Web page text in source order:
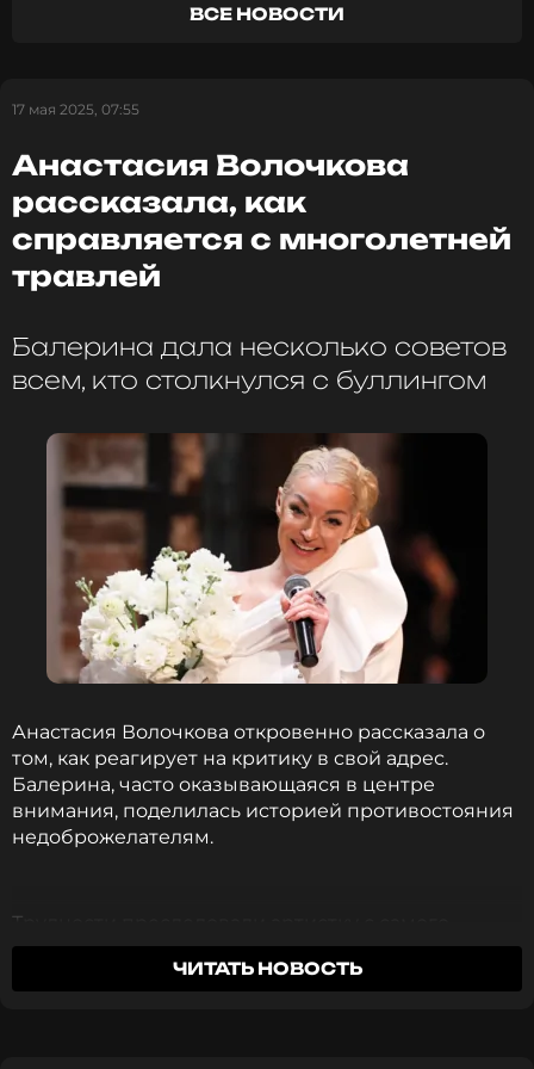
оставаться в курсе событий
ПОДПИСАТЬСЯ
ССЫЛКА
ВСЕ НОВОСТИ
17 мая 2025, 07:55
Анастасия Волочкова
рассказала, как
справляется с многолетней
травлей
Балерина дала несколько советов
всем, кто столкнулся с буллингом
Анастасия Волочкова откровенно рассказала о
том, как реагирует на критику в свой адрес.
Балерина, часто оказывающаяся в центре
внимания, поделилась историей противостояния
недоброжелателям.
Трудности преследовали артистку с самого
начала ее пути. Еще в хореографическом училище
юная Настя столкнулась с неприятием
ЧИТАТЬ НОВОСТЬ